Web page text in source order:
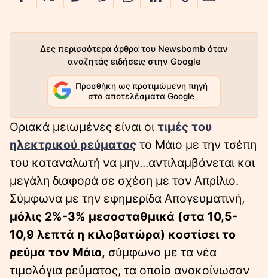
Δες περισσότερα άρθρα του Newsbomb όταν
αναζητάς ειδήσεις στην Google
Προσθήκη ως προτιμώμενη πηγή
στα αποτελέσματα Google
Οριακά μειωμένες είναι οι τιμές του
ηλεκτρικού ρεύματος το Μάιο με την τσέπη
του καταναλωτή να μην...αντιλαμβάνεται και
μεγάλη διαφορά σε σχέση με τον Απρίλιο.
Σύμφωνα με την εφημερίδα Απογευματινή,
μόλις 2%-3% µεσοσταθµικά (στα 10,5-
10,9 λεπτά η κιλοβατώρα) κοστίσει το
ρεύμα τον Μάιο, σύµφωνα µε τα νέα
τιµολόγια ρεύµατος, τα οποία ανακοίνωσαν